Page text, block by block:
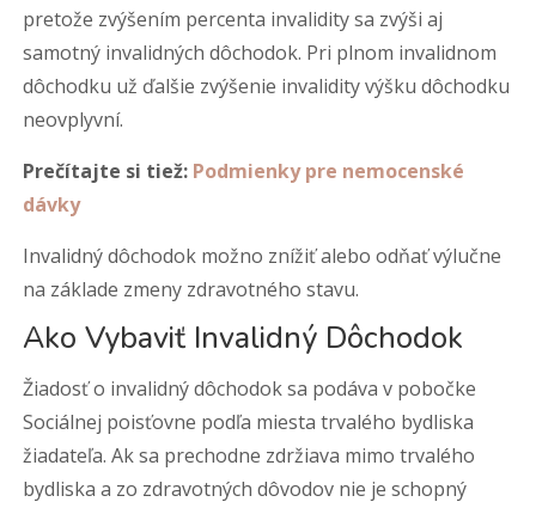
pretože zvýšením percenta invalidity sa zvýši aj
samotný invalidných dôchodok. Pri plnom invalidnom
dôchodku už ďalšie zvýšenie invalidity výšku dôchodku
neovplyvní.
Prečítajte si tiež: Podmienky pre nemocenské
dávky
Invalidný dôchodok možno znížiť alebo odňať výlučne
na základe zmeny zdravotného stavu.
Ako Vybaviť Invalidný Dôchodok
Žiadosť o invalidný dôchodok sa podáva v pobočke
Sociálnej poisťovne podľa miesta trvalého bydliska
žiadateľa. Ak sa prechodne zdržiava mimo trvalého
bydliska a zo zdravotných dôvodov nie je schopný